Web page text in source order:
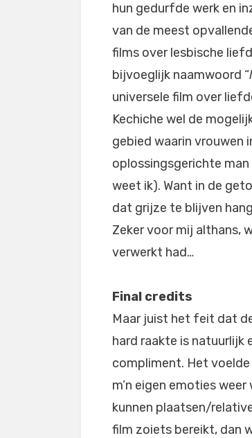
hun gedurfde werk en
van de meest
films over lesbische
bijvoeglijk naamwoord “
universele film over
Kechiche wel de
gebied waarin vrouwen
oplossingsgerichte
weet ik). Want in de
dat grijze te blijven
Zeker voor mij althans,
verwerkt had…
Final credits
Maar juist het feit dat
hard raakte is natuurlijk
compliment. Het
m’n eigen emoties
kunnen plaatsen/
film zoiets bereikt, dan